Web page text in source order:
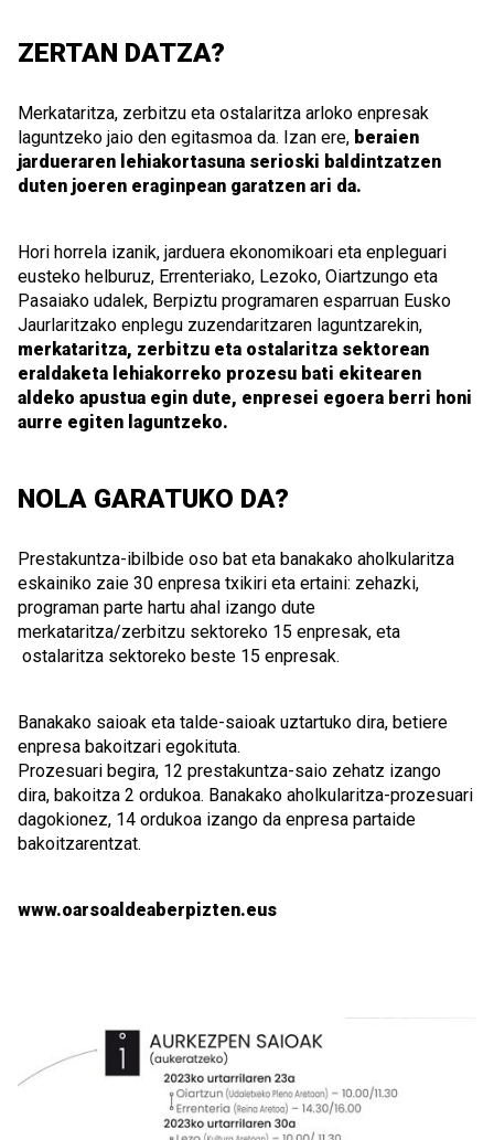
ZERTAN DATZA?
Merkataritza, zerbitzu eta ostalaritza arloko enpresak
laguntzeko jaio den egitasmoa da. Izan ere, beraien
jardueraren lehiakortasuna serioski baldintzatzen
duten joeren eraginpean garatzen ari da.
Hori horrela izanik, jarduera ekonomikoari eta enpleguari
eusteko helburuz, Errenteriako, Lezoko, Oiartzungo eta
Pasaiako udalek, Berpiztu programaren esparruan Eusko
Jaurlaritzako enplegu zuzendaritzaren laguntzarekin,
merkataritza, zerbitzu eta ostalaritza sektorean
eraldaketa lehiakorreko prozesu bati ekitearen
aldeko apustua egin dute, enpresei egoera berri honi
aurre egiten laguntzeko.
NOLA GARATUKO DA?
Prestakuntza-ibilbide oso bat eta banakako aholkularitza
eskainiko zaie 30 enpresa txikiri eta ertaini: zehazki,
programan parte hartu ahal izango dute
merkataritza/zerbitzu sektoreko 15 enpresak, eta
ostalaritza sektoreko beste 15 enpresak.
Banakako saioak eta talde-saioak uztartuko dira, betiere
enpresa bakoitzari egokituta.
Prozesuari begira, 12 prestakuntza-saio zehatz izango
dira, bakoitza 2 ordukoa. Banakako aholkularitza-prozesuari
dagokionez, 14 ordukoa izango da enpresa partaide
bakoitzarentzat.
www.oarsoaldeaberpizten.eus